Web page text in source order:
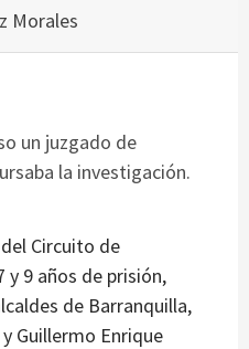
Morales
un juzgado de
la investigación.
Circuito de
y 9 años de prisión,
de Barranquilla,
Guillermo Enrique